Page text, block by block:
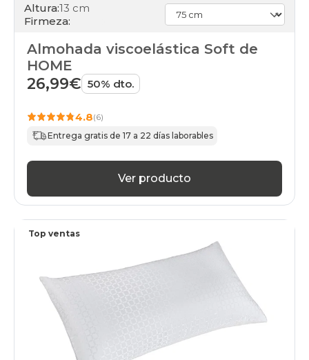
Altura:13 cm
Firmeza:
Almohada viscoelástica Soft de
HOME
26,99€ 50% dto.
4.8(6)
Entrega gratis de 17 a 22 días laborables
Ver producto
Top ventas